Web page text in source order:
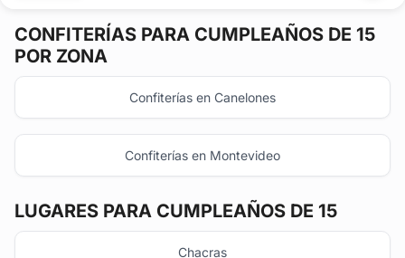
CONFITERÍAS PARA CUMPLEAÑOS DE 15
POR ZONA
Confiterías en Canelones
Confiterías en Montevideo
LUGARES PARA CUMPLEAÑOS DE 15
Chacras